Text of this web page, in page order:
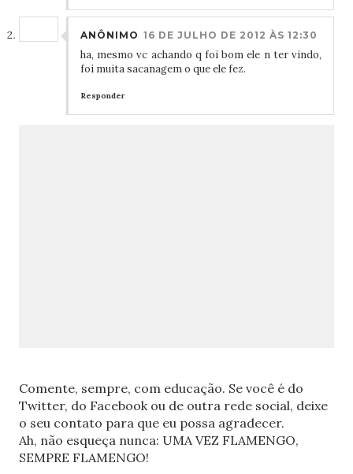
ANÔNIMO 16 DE JULHO DE 2012 ÀS 12:30
ha, mesmo vc achando q foi bom ele n ter vindo,
foi muita sacanagem o que ele fez.
Responder
Comente, sempre, com educação. Se você é do
Twitter, do Facebook ou de outra rede social, deixe
o seu contato para que eu possa agradecer.
Ah, não esqueça nunca: UMA VEZ FLAMENGO,
SEMPRE FLAMENGO!